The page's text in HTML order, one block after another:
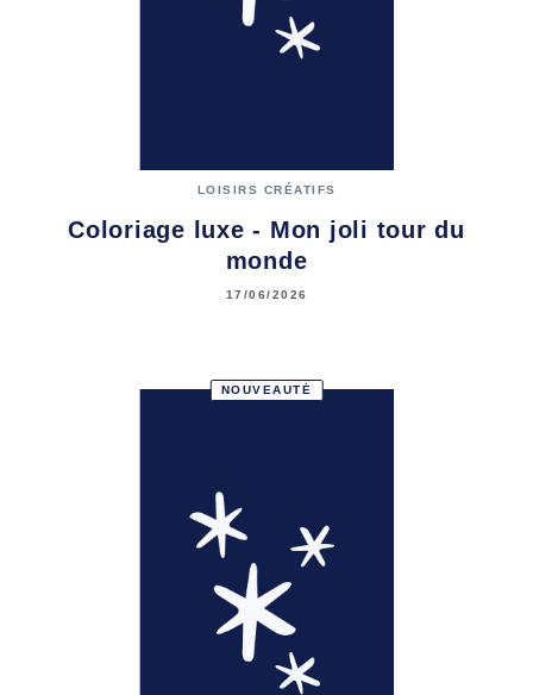
LOISIRS CRÉATIFS
Coloriage luxe - Mon joli tour du
monde
17/06/2026
NOUVEAUTÉ